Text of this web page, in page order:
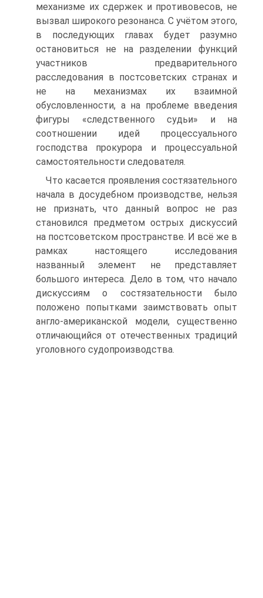
механизме их сдержек и противовесов, не
вызвал широкого резонанса. С учётом этого,
в последующих главах будет разумно
остановиться не на разделении функций
участников предварительного
расследования в постсоветских странах и
не на механизмах их взаимной
обусловленности, а на проблеме введения
фигуры «следственного судьи» и на
соотношении идей процессуального
господства прокурора и процессуальной
самостоятельности следователя.
Что касается проявления состязательного
начала в досудебном производстве, нельзя
не признать, что данный вопрос не раз
становился предметом острых дискуссий
на постсоветском пространстве. И всё же в
рамках настоящего исследования
названный элемент не представляет
большого интереса. Дело в том, что начало
дискуссиям о состязательности было
положено попытками заимствовать опыт
англо-американской модели, существенно
отличающийся от отечественных традиций
уголовного судопроизводства.